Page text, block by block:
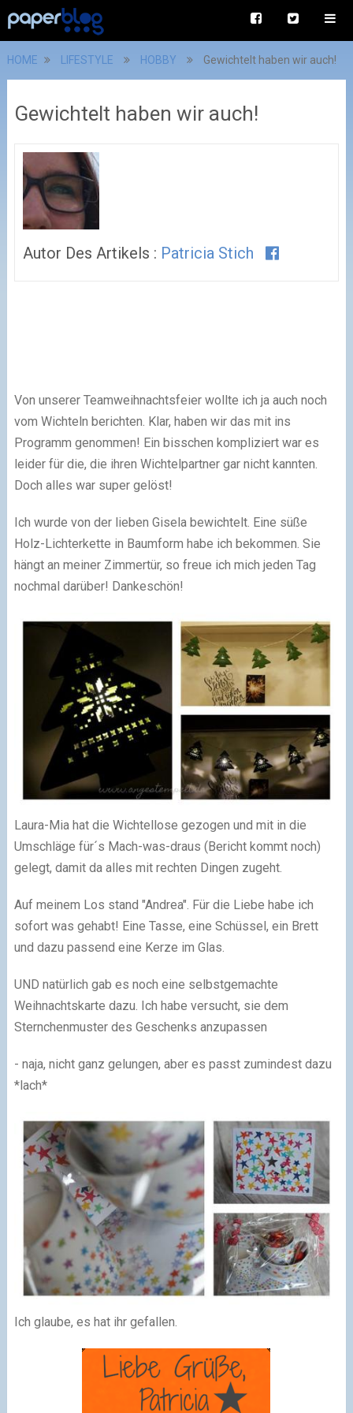
HOME LIFESTYLE HOBBY Gewichtelt haben wir auch!
Gewichtelt haben wir auch!
Autor Des Artikels : Patricia Stich
Von unserer Teamweihnachtsfeier wollte ich ja auch noch
vom Wichteln berichten. Klar, haben wir das mit ins
Programm genommen! Ein bisschen kompliziert war es
leider für die, die ihren Wichtelpartner gar nicht kannten.
Doch alles war super gelöst!
Ich wurde von der lieben Gisela bewichtelt. Eine süße
Holz-Lichterkette in Baumform habe ich bekommen. Sie
hängt an meiner Zimmertür, so freue ich mich jeden Tag
nochmal darüber! Dankeschön!
Laura-Mia hat die Wichtellose gezogen und mit in die
Umschläge für´s Mach-was-draus (Bericht kommt noch)
gelegt, damit da alles mit rechten Dingen zugeht.
Auf meinem Los stand "Andrea". Für die Liebe habe ich
sofort was gehabt! Eine Tasse, eine Schüssel, ein Brett
und dazu passend eine Kerze im Glas.
UND natürlich gab es noch eine selbstgemachte
Weihnachtskarte dazu. Ich habe versucht, sie dem
Sternchenmuster des Geschenks anzupassen
- naja, nicht ganz gelungen, aber es passt zumindest dazu
*lach*
Ich glaube, es hat ihr gefallen.